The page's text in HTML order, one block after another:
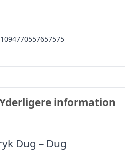
Yderligere information
Dug – Dug